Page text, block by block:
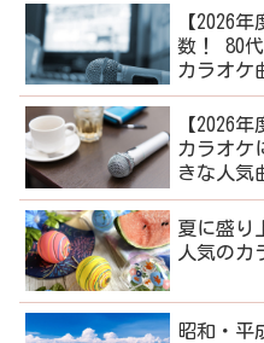
【2026
数！ 80
カラオケ
【2026
カラオケ
きな人気
夏に盛り
人気のカ
昭和・平